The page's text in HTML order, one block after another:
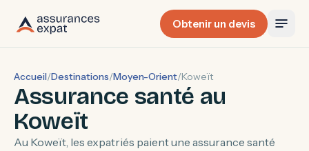
Obtenir un devis
Accueil/Destinations/Moyen-Orient/Koweït
Assurance santé au
Koweït
Au Koweït, les expatriés paient une assurance santé